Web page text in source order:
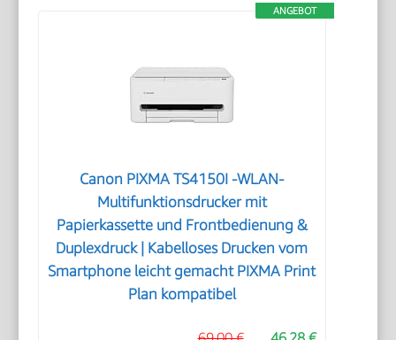
ANGEBOT
Canon PIXMA TS4150I -WLAN-
Multifunktionsdrucker mit
Papierkassette und Frontbedienung &
Duplexdruck | Kabelloses Drucken vom
Smartphone leicht gemacht PIXMA Print
Plan kompatibel